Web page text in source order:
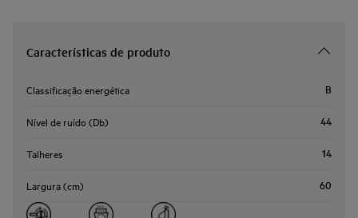
Características de produto
Classificação energética B
Nível de ruído (Db) 44
Talheres 14
Largura (cm) 60